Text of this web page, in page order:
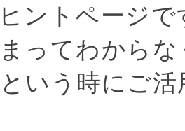
ントページで
ってわから
いう時にご